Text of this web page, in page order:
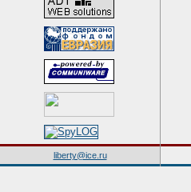
liberty@ice.ru